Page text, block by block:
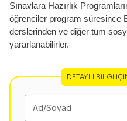
Sınavlara Hazırlık
öğrenciler program süresince
derslerinden ve diğer tüm
yararlanabilirler.
DETAYLI BILGI
Ad/Soyad